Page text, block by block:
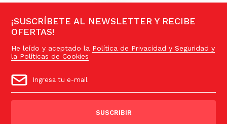
¡SUSCRÍBETE AL NEWSLETTER Y RECIBE
OFERTAS!
He leído y aceptado la Política de Privacidad y Seguridad y
la Políticas de Cookies
SUSCRIBIR